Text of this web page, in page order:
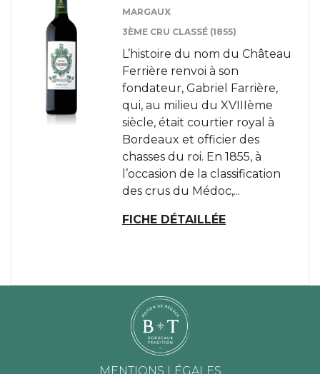
MARGAUX
3ÈME CRU CLASSÉ (1855)
L’histoire du nom du Château
Ferrière renvoi à son
fondateur, Gabriel Farrière,
qui, au milieu du XVIIIème
siècle, était courtier royal à
Bordeaux et officier des
chasses du roi. En 1855, à
l’occasion de la classification
des crus du Médoc,...
FICHE DÉTAILLÉE
MENTIONS LÉGALES